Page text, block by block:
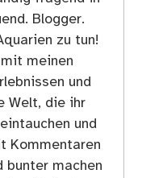
Blogger.
zu tun!
meinen
und
Welt, die ihr
und
Kommentaren
bunter machen